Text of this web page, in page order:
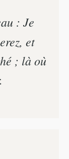
: Je
et
; là où